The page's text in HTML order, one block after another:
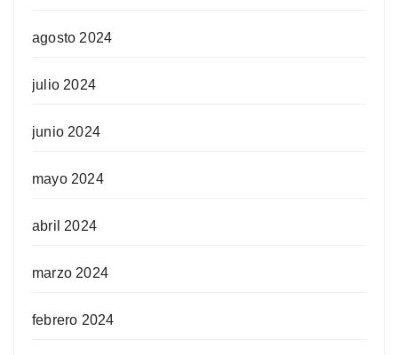
agosto 2024
julio 2024
junio 2024
mayo 2024
abril 2024
marzo 2024
febrero 2024